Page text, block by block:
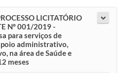
LICITATÓRIO
Nº 001/2019 -
para serviços de
administrativo,
na área de Saúde e
meses